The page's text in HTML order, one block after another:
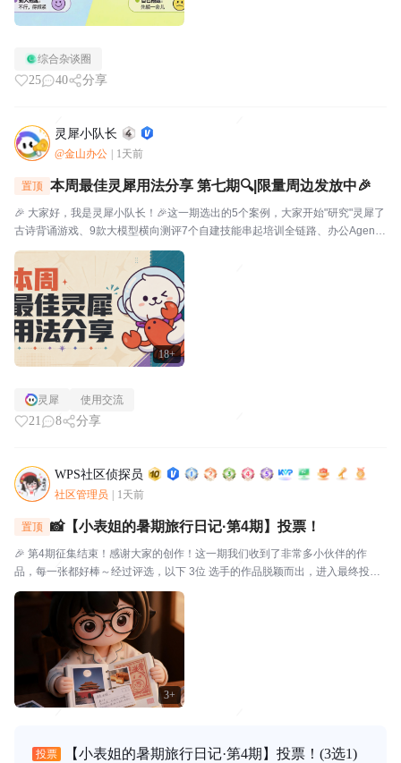
综合杂谈圈
25 40 分享
灵犀小队长
@金山办公 1天前
18+
置顶 本周最佳灵犀用法分享 第七期🔍|限量周边发放中🎉
🎉 大家好，我是灵犀小队长！🎉这一期选出的5个案例，大家开始"研究"灵犀了
古诗背诵游戏、9款大模型横向测评7个自建技能串起培训全链路、办公Agent
同台对比甚至灵犀还能杀毒查木马一起来看看这一期的硬核实践——👤墨云轩
一句话让灵犀自由发挥，给儿子做了个古诗背...
灵犀 使用交流
21 8 分享
WPS社区侦探员
社区管理员 1天前
3+
置顶 📸【小表姐的暑期旅行日记·第4期】投票！
🎉 第4期征集结束！感谢大家的创作！这一期我们收到了非常多小伙伴的作
品，每一张都好棒～经过评选，以下 3位 选手的作品脱颖而出，进入最终投
票！🗳️ 入选作品🔴作品编号.01：【故宫月色·手帐拾光】创作者：帅羊帅提示
词/思路：小表姐穿着家居装，坐在在家中的书...
投票 【小表姐的暑期旅行日记·第4期】投票！ (3选1)